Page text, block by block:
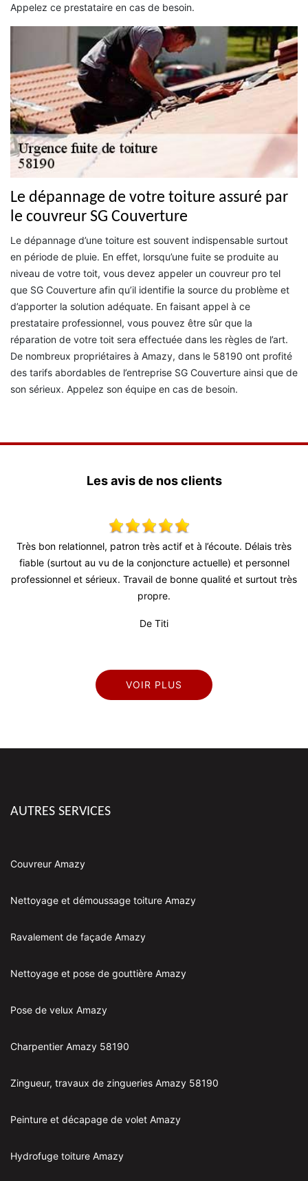
Appelez ce prestataire en cas de besoin.
Le dépannage de votre toiture assuré par
le couvreur SG Couverture
Le dépannage d’une toiture est souvent indispensable surtout
en période de pluie. En effet, lorsqu’une fuite se produite au
niveau de votre toit, vous devez appeler un couvreur pro tel
que SG Couverture afin qu’il identifie la source du problème et
d’apporter la solution adéquate. En faisant appel à ce
prestataire professionnel, vous pouvez être sûr que la
réparation de votre toit sera effectuée dans les règles de l’art.
De nombreux propriétaires à Amazy, dans le 58190 ont profité
des tarifs abordables de l’entreprise SG Couverture ainsi que de
son sérieux. Appelez son équipe en cas de besoin.
Les avis de nos clients
Très bon relationnel, patron très actif et à l’écoute. Délais très
fiable (surtout au vu de la conjoncture actuelle) et personnel
professionnel et sérieux. Travail de bonne qualité et surtout très
propre.
De Titi
VOIR PLUS
AUTRES SERVICES
Couvreur Amazy
Nettoyage et démoussage toiture Amazy
Ravalement de façade Amazy
Nettoyage et pose de gouttière Amazy
Pose de velux Amazy
Charpentier Amazy 58190
Zingueur, travaux de zingueries Amazy 58190
Peinture et décapage de volet Amazy
Hydrofuge toiture Amazy